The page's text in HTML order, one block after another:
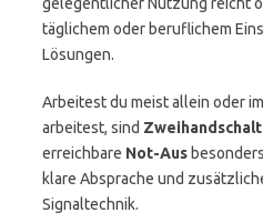
täglichem oder beruflichem
Lösungen.
Arbeitest du meist allein oder
arbeitest, sind
erreichbare Not-Aus
klare Absprache und
Signaltechnik.